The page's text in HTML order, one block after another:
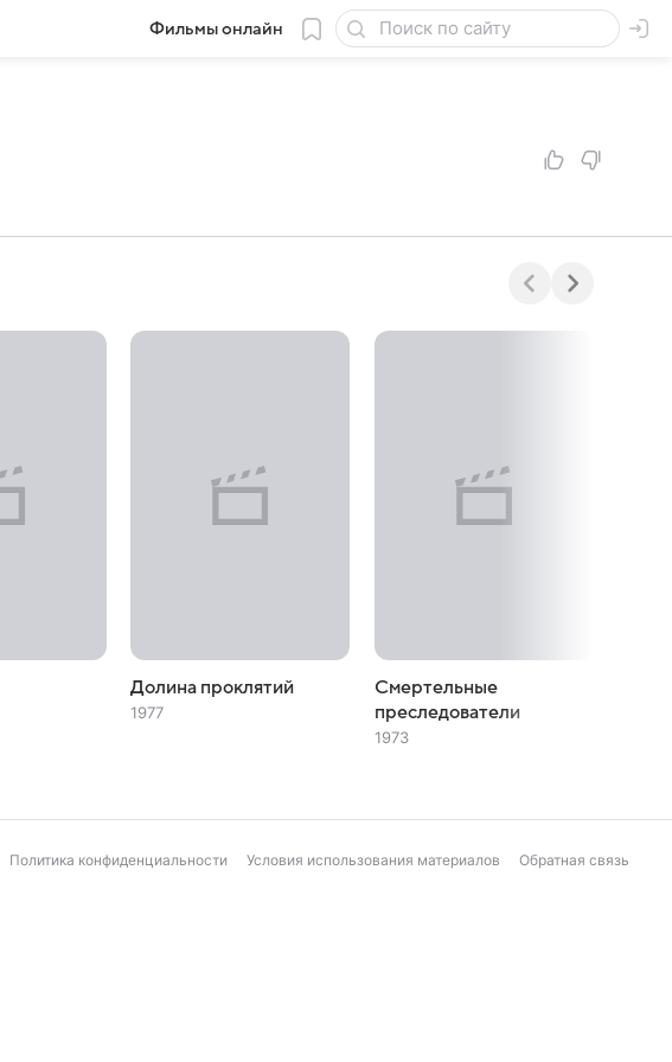
Фильмы онлайн
Долина проклятий
1977
Смертельные
преследователи
1973
Политика конфиденциальности Условия использования материалов Обратная связь